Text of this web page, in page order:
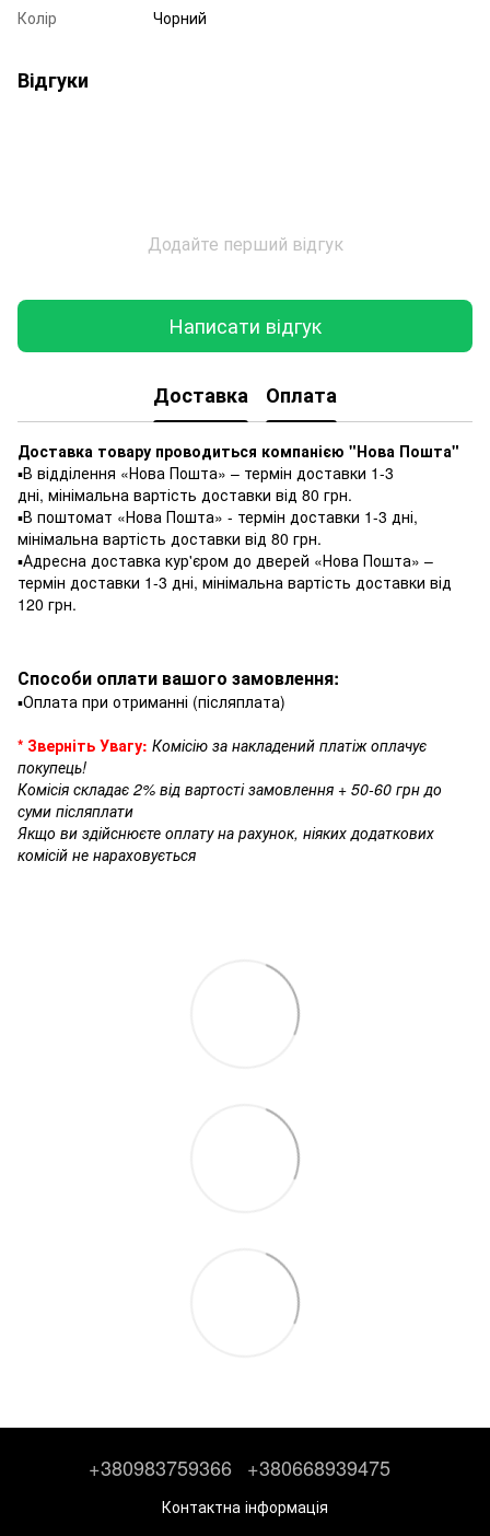
Колір
Чорний
Відгуки
Додайте перший відгук
Написати відгук
Доставка Оплата
Доставка товару проводиться компанією "Нова Пошта"
▪️В відділення «Нова Пошта» – термін доставки 1-3
дні, мінімальна вартість доставки від 80 грн.
▪️В поштомат «Нова Пошта» - термін доставки 1-3 дні,
мінімальна вартість доставки від 80 грн.
▪️Адресна доставка кур'єром до дверей «Нова Пошта» –
термін доставки 1-3 дні, мінімальна вартість доставки від
120 грн.
Способи оплати вашого замовлення:
▪️Оплата при отриманні (післяплата)
* Зверніть Увагу: Комісію за накладений платіж оплачує
покупець!
Комісія складає 2% від вартості замовлення + 50-60 грн до
суми післяплати
Якщо ви здійснюєте оплату на рахунок, ніяких додаткових
комісій не нараховується
+380983759366 +380668939475
Контактна інформація